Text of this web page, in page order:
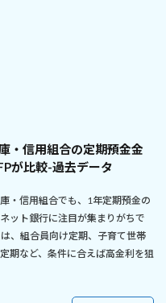
・信用組合の定期預金金
が比較-過去データ
・信用組合でも、1年定期預金の
ット銀行に注目が集まりがちで
、組合員向け定期、子育て世帯
期など、条件に合えば高金利を狙